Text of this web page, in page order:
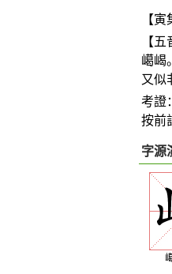
【
【
嶱嵑
又似
考證
按前
字源